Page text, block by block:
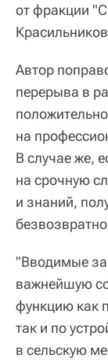
от фракции
Автор
перерыва в
на
В случае же,
на срочную
и знаний,
"Вводимые
важнейшую
функцию как
так и по
в сельскую